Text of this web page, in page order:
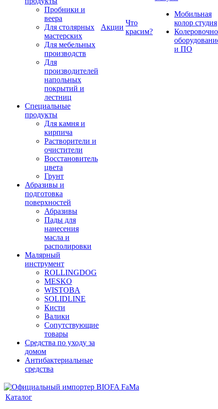
Пробники и
веера
Для столярных
мастерских
Для мебельных
производств
Для
производителей
напольных
покрытий и
лестниц
Специальные
продукты
Для камня и
кирпича
Растворители и
очистители
Восстановитель
цвета
Грунт
Абразивы и
подготовка
поверхностей
Абразивы
Пады для
нанесения
масла и
располировки
Малярный
инструмент
ROLLINGDOG
MESKO
WISTOBA
SOLIDLINE
Кисти
Валики
Сопутствующие
товары
Средства по уходу за
домом
Антибактериальные
средства
Акции
Что
красим?
Мобильная
колор студия
и ПО
Каталог